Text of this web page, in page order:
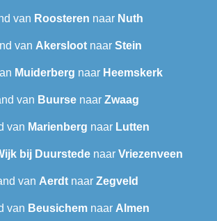
van Roosteren naar Nuth
van Akerslootnaar Stein
Muiderberg naar Heemskerk
van Buurse naar Zwaag
van Marienberg naar Lutten
bij Duurstedenaar Vriezenveen
van Aerdtnaar Zegveld
van Beusichemnaar Almen